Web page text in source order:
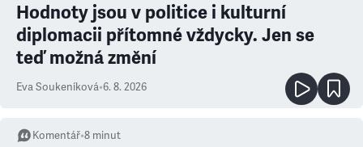
Hodnoty jsou v politice i kulturní
diplomacii přítomné vždycky. Jen se
teď možná změní
Eva Soukeníková•6. 8. 2026
Komentář•8 minut